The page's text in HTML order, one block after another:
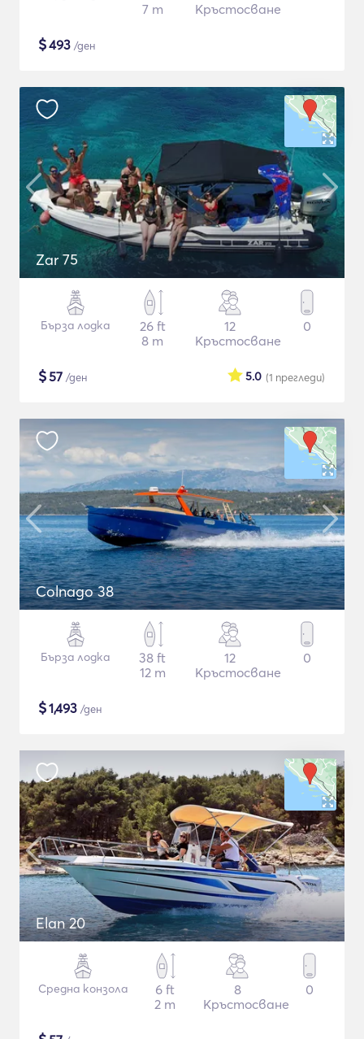
7 m
Кръстосване
$493 /ден
Zar 75
Бърза лодка
26 ft
8 m
12
Кръстосване
0
$57 /ден (1 прегледи)
5.0
Colnago 38
Бърза лодка
38 ft
12 m
12
Кръстосване
0
$1,493 /ден
Elan 20
Средна конзола
6 ft
2 m
8
Кръстосване
0